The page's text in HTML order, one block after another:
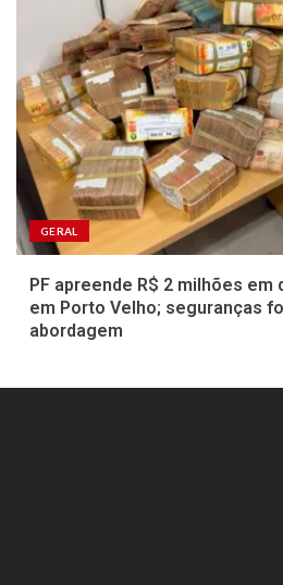
GERAL
PF apreende R$ 2 milhões em
em Porto Velho; seguranças
abordagem